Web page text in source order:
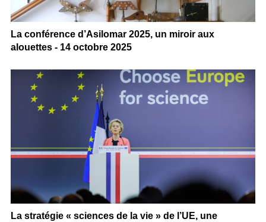
La conférence d’Asilomar 2025, un miroir aux
alouettes - 14 octobre 2025
La stratégie « sciences de la vie » de l’UE, une